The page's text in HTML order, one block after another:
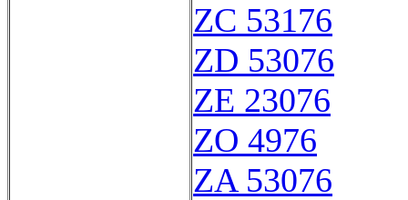
ZC 53176
ZD 53076
ZE 23076
ZO 4976
ZA 53076